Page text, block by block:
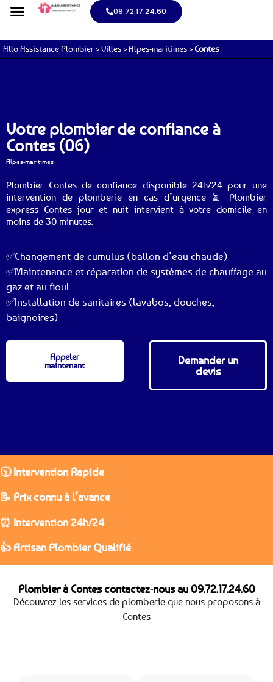
09.72.17.24.60
Allo Assistance Plombier >Villes >Alpes-maritimes >Contes
Votre plombier de confiance à
Contes (06)
Alpes-maritimes
Plombier Contes de confiance disponible 24h/24 pour une
intervention de plomberie en cas d’urgence ⏳ Plombier
express Contes jour et nuit intervient à votre domicile en
moins de 30 minutes.
✅Changement de cumulus (ballon d’eau chaude)
✅Maintenance et réparation de systèmes de chauffage au
gaz et au fioul
✅Installation de sanitaires (lavabos, douches,
baignoires)
Appeler
maintenant
Demander un
devis
🕥 Intervention Rapide
📝 Prix connu à l’avance
⏰ Intervention 24h/24
👍 Artisan Plombier Qualifié
Plombier à Contes contactez-nous au 09.72.17.24.60
Découvrez les services de plomberie que nous proposons à
Contes